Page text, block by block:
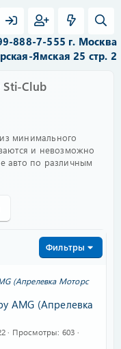
888-7-555 г. Москва
Ямская 25 стр. 2
Sti-Club
минимального
и невозможно
авто по различным
Фильтры
(Апрелевка Моторс
AMG (Апрелевка
Просмотры 603